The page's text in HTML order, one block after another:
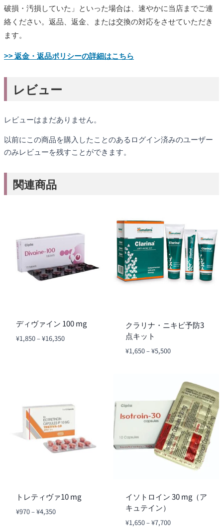
破損・汚損していた」といった場合は、速やかに当店までご連
絡ください。返品、返金、または交換の対応をさせていただき
ます。
>> 返金・返品ポリシーの詳細はこちら
レビュー
レビューはまだありません。
以前にこの商品を購入したことのあるログイン済みのユーザー
のみレビューを残すことができます。
関連商品
ディヴァイン 100 mg
¥1,850–¥16,350価
クラリナ・ニキビ予防3
点キット
¥1,650–¥5,500価
¥1,650
¥5,500
トレティヴァ10 mg
¥970–¥4,350価
イソトロイン 30 mg（ア
キュテイン）
¥1,650–¥7,700価